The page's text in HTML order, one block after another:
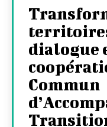
dialogue
Commun